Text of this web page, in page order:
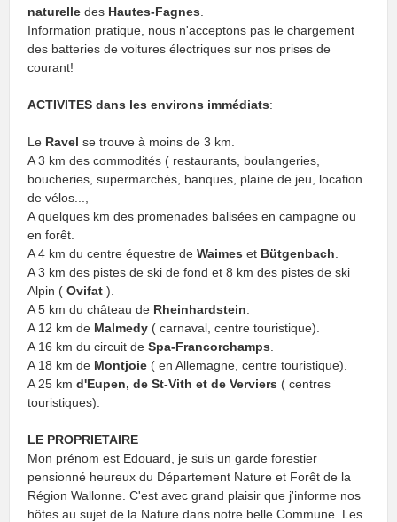
naturelle des Hautes-Fagnes
Information pratique, nous n'acceptons pas le chargement
des batteries de voitures électriques sur nos prises de
courant!
ACTIVITES dans les environs immédiats:
Le Ravel se trouve à moins de 3 km.
A 3 km des commodités ( restaurants, boulangeries,
boucheries, supermarchés, banques, plaine de jeu, location
de vélos...,
A quelques km des promenades balisées en campagne ou
en forêt.
A 4 km du centre équestre de Waimes et Bütgenbach
A 3 km des pistes de ski de fond et 8 km des pistes de ski
Alpin ( Ovifat ).
A 5 km du château de Rheinhardstein
A 12 km de Malmedy ( carnaval, centre touristique).
A 16 km du circuit de Spa-Francorchamps
A 18 km de Montjoie ( en Allemagne, centre touristique).
A 25 km d'Eupen, de St-Vith et de Verviers ( centres
touristiques).
LE PROPRIETAIRE
Mon prénom est Edouard, je suis un garde forestier
pensionné heureux du Département Nature et Forêt de la
Région Wallonne. C'est avec grand plaisir que j'informe nos
hôtes au sujet de la Nature dans notre belle Commune. Les